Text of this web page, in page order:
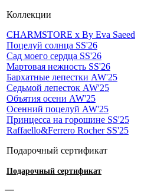
Коллекции
CHARMSTORE х By Eva Saeed
Поцелуй солнца SS'26
Сад моего сердца SS'26
Мартовая нежность SS'26
Бархатные лепестки AW'25
Седьмой лепесток AW'25
Объятия осени AW'25
Осенний поцелуй AW'25
Принцесса на горошине SS'25
Raffaello&Ferrero Rocher SS'25
Подарочный сертификат
Подарочный сертификат